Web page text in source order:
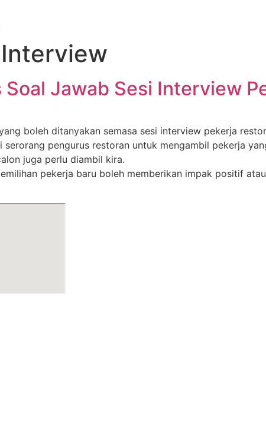
Interview
Soal Jawab Sesi Interview
boleh ditanyakan semasa sesi interview pekerja
serorang pengurus restoran untuk mengambil pekerja
juga perlu diambil kira.
pekerja baru boleh memberikan impak positif